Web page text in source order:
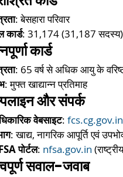
: बेसहारा परिवार​
कार्ड: 31,174 (31,187 सदस्य)​
कार्ड
: 65 वर्ष से अधिक आयु के
: मुफ्त खाद्यान्न प्रतिमाह​
और संपर्क
वेबसाइट: fcs.cg.gov.in
: खाद्य, नागरिक आपूर्ति एवं
पोर्टल: nfsa.gov.in
सवाल-जवाब